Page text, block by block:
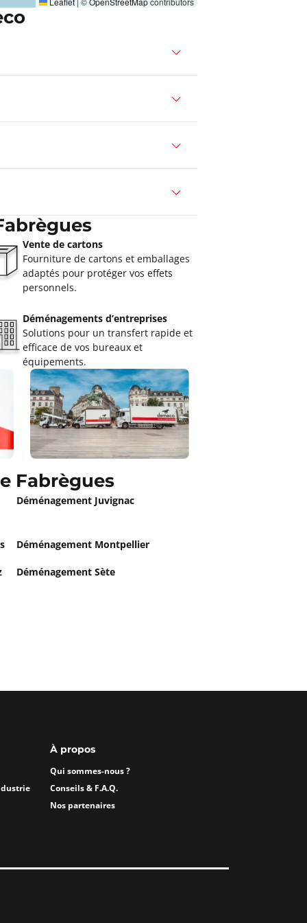
Vente de cartons
Fourniture de cartons et emballages
adaptés pour protéger vos effets
personnels.
Déménagements d’entreprises
Solutions pour un transfert rapide et
efficace de vos bureaux et
équipements.
Fabrègues
Déménagement Juvignac
Déménagement Montpellier
Déménagement Sète
À propos
Qui sommes-nous ?
Conseils & F.A.Q.
Nos partenaires